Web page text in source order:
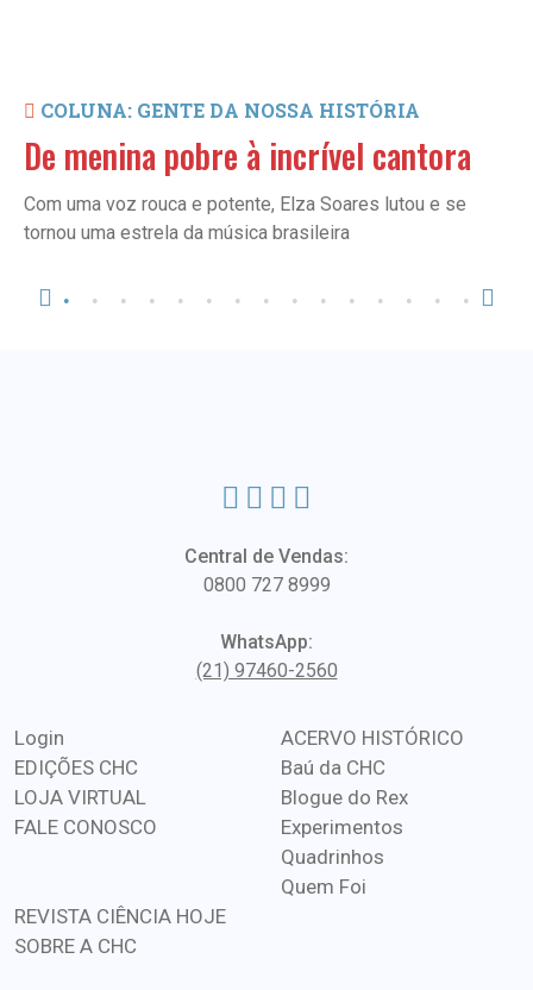
COLUNA: GENTE DA NOSSA HISTÓRIA
De menina pobre à incrível cantora
Com uma voz rouca e potente, Elza Soares lutou e se
tornou uma estrela da música brasileira
Central de Vendas:
0800 727 8999
WhatsApp:
(21) 97460-2560
Login
EDIÇÕES CHC
LOJA VIRTUAL
FALE CONOSCO
ACERVO HISTÓRICO
Baú da CHC
Blogue do Rex
Experimentos
Quadrinhos
Quem Foi
REVISTA CIÊNCIA HOJE
SOBRE A CHC